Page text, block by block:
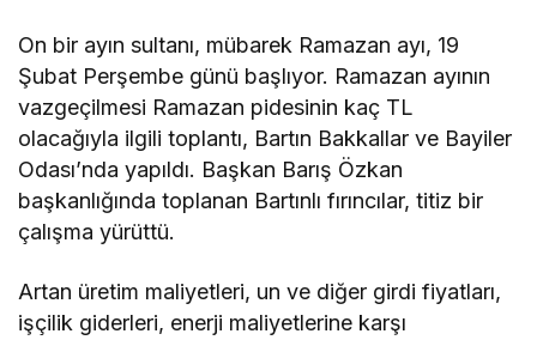
On bir ayın sultanı, mübarek Ramazan ayı, 19
Şubat Perşembe günü başlıyor. Ramazan ayının
vazgeçilmesi Ramazan pidesinin kaç TL
olacağıyla ilgili toplantı, Bartın Bakkallar ve Bayiler
Odası’nda yapıldı. Başkan Barış Özkan
başkanlığında toplanan Bartınlı fırıncılar, titiz bir
çalışma yürüttü.
Artan üretim maliyetleri, un ve diğer girdi fiyatları,
işçilik giderleri, enerji maliyetlerine karşı